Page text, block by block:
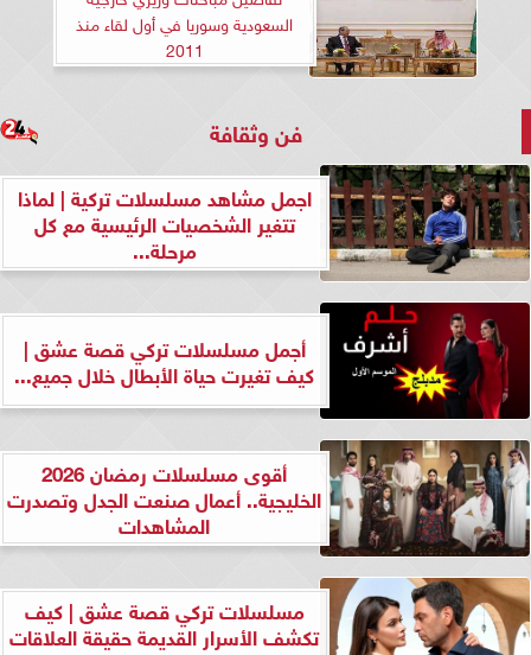
السعودية وسوريا في أول لقاء منذ
2011
فن وثقافة
اجمل مشاهد مسلسلات تركية | لماذا
تتغير الشخصيات الرئيسية مع كل
مرحلة...
أجمل مسلسلات تركي قصة عشق |
كيف تغيرت حياة الأبطال خلال جميع...
أقوى مسلسلات رمضان 2026
الخليجية.. أعمال صنعت الجدل وتصدرت
المشاهدات
مسلسلات تركي قصة عشق | كيف
تكشف الأسرار القديمة حقيقة العلاقات